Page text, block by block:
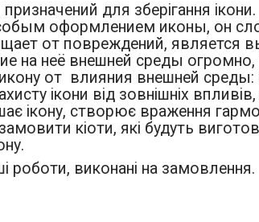
для зберігання ікони.
оформлением иконы, он
от повреждений, является
на неё внешней среды
от влияния внешней
ікони від зовнішніх
ікону, створює враження
кіоти, які будуть
роботи, виконані на замовлення.